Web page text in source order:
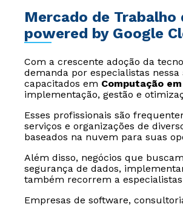
Mercado de Trabalho
powered by Google
Com a crescente adoção da
demanda por especialistas
capacitados em Computação
implementação, gestão e
Esses profissionais são
serviços e organizações de
baseados na nuvem para suas
Além disso, negócios que
segurança de dados,
também recorrem a
Empresas de software,